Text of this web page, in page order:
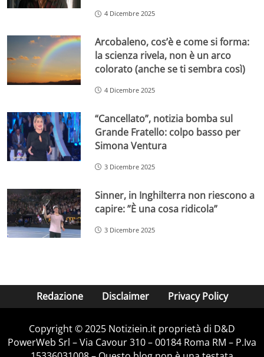
4 Dicembre 2025
Arcobaleno, cos’è e come si forma:
la scienza rivela, non è un arco
colorato (anche se ti sembra così)
4 Dicembre 2025
“Cancellato”, notizia bomba sul
Grande Fratello: colpo basso per
Simona Ventura
3 Dicembre 2025
Sinner, in Inghilterra non riescono a
capire: ”È una cosa ridicola”
3 Dicembre 2025
Redazione Disclaimer Privacy Policy
Copyright © 2025 Notiziein.it proprietà di D&D
PowerWeb Srl – Via Cavour 310 – 00184 Roma RM – P.Iva